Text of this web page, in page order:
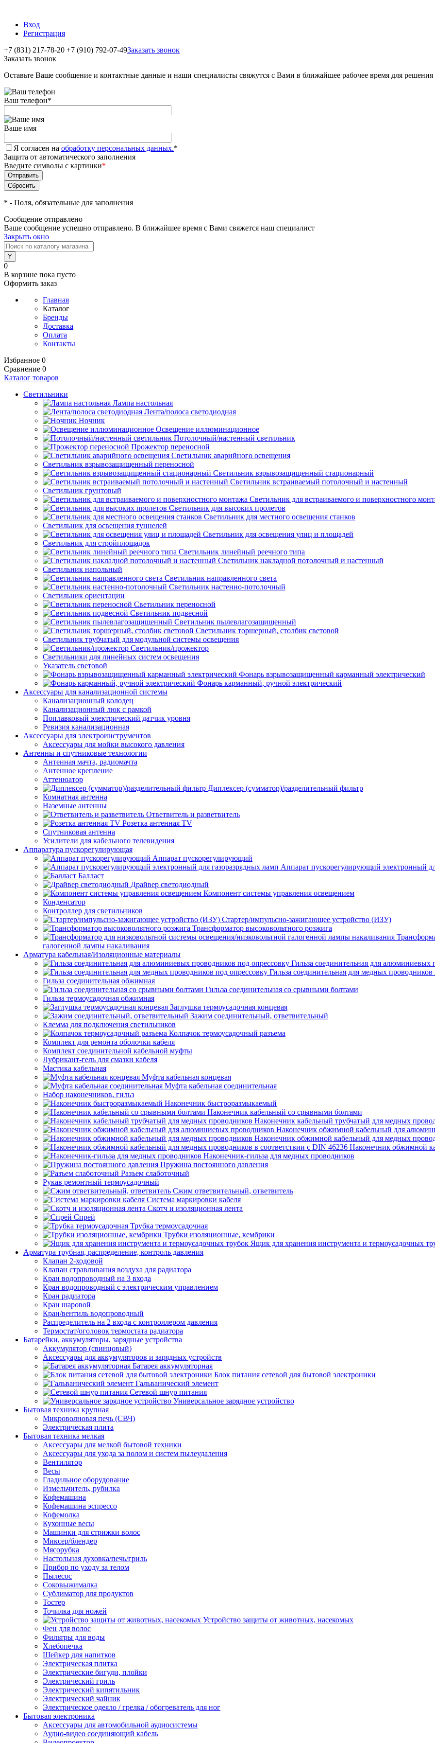
Вход
Регистрация
+7 (831) 217-78-20 +7 (910) 792-07-49Заказать звонок
Заказать звонок
Оставьте Ваше сообщение и контактные данные и наши специалисты свяжутся с Вами в ближайшее рабочее время для
Ваш телефон*
Ваше имя
Я согласен на обработку персональных данных.*
Защита от автоматического заполнения
Введите символы с картинки*
* - Поля, обязательные для заполнения
Сообщение отправлено
Ваше сообщение успешно отправлено. В ближайшее время с Вами свяжется наш специалист
Закрыть окно
0
В корзине пока пусто
Оформить заказ
Главная
Каталог
Бренды
Доставка
Оплата
Контакты
Избранное 0
Сравнение 0
Каталог товаров
Светильники
Лампа настольная
Лента/полоса светодиодная
Ночник
Освещение иллюминационное
Потолочный/настенный светильник
Прожектор переносной
Светильник аварийного освещения
Светильник взрывозащищенный переносной
Светильник взрывозащищенный стационарный
Светильник встраиваемый потолочный и настенный
Светильник грунтовый
Светильник для встраиваемого и поверхностного
Светильник для высоких пролетов
Светильник для местного освещения станков
Светильник для освещения туннелей
Светильник для освещения улиц и площадей
Светильник для стройплощадок
Светильник линейный реечного типа
Светильник накладной потолочный и настенный
Светильник напольный
Светильник направленного света
Светильник настенно-потолочный
Светильник ориентации
Светильник переносной
Светильник подвесной
Светильник пылевлагозащищенный
Светильник торшерный, столбик световой
Светильник трубчатый для модульной системы освещения
Светильник/прожектор
Светильники для линейных систем освещения
Указатель световой
Фонарь взрывозащищенный карманный электрический
Фонарь карманный, ручной электрический
Аксессуары для канализационной системы
Канализационный колодец
Канализационный люк с рамкой
Поплавковый электрический датчик уровня
Ревизия канализационная
Аксессуары для электроинструментов
Аксессуары для мойки высокого давления
Антенны и спутниковые технологии
Антенная мачта, радиомачта
Антенное крепление
Аттенюатор
Диплексер (сумматор)/разделительный фильтр
Комнатная антенна
Наземные антенны
Ответвитель и разветвитель
Розетка антенная TV
Спутниковая антенна
Усилители для кабельного телевидения
Аппаратура пускорегулирующая
Аппарат пускорегулирующий
Аппарат пускорегулирующий электронный
Балласт
Драйвер светодиодный
Компонент системы управления освещением
Конденсатор
Контроллер для светильников
Стартер/импульсно-зажигающее устройство (ИЗУ)
Трансформатор высоковольтного розжига
галогенной лампы накаливания
Арматура кабельная/Изоляционные материалы
Гильза соединительная для алюминиевых
Гильза соединительная для медных проводников
Гильза соединительная обжимная
Гильза соединительная со срывными болтами
Гильза термоусадочная обжимная
Заглушка термоусадочная концевая
Зажим соединительный, ответвительный
Клемма для подключения светильников
Колпачок термоусадочный разъема
Комплект для ремонта оболочки кабеля
Комплект соединительной кабельной муфты
Лубрикант-гель для смазки кабеля
Мастика кабельная
Муфта кабельная концевая
Муфта кабельная соединительная
Набор наконечников, гильз
Наконечник быстроразмыкаемый
Наконечник кабельный со срывными болтами
Наконечник кабельный трубчатый для медных
Наконечник обжимной кабельный для
Наконечник обжимной кабельный для медных
Наконечник обжимной
Наконечник-гильза для медных проводников
Пружина постоянного давления
Разъем слаботочный
Рукав ремонтный термоусадочный
Сжим ответвительный, ответвитель
Система маркировки кабеля
Скотч и изоляционная лента
Спрей
Трубка термоусадочная
Трубки изоляционные, кембрики
Ящик для хранения инструмента и термоусадочных
Арматура трубная, распределение, контроль давления
Клапан 2-ходовой
Клапан стравливания воздуха для радиатора
Кран водопроводный на 3 входа
Кран водопроводный с электрическим управлением
Кран радиатора
Кран шаровой
Кран/вентиль водопроводный
Распределитель на 2 входа с контроллером давления
Термостат/оголовок термостата радиатора
Батарейки, аккумуляторы, зарядные устройства
Аккумулятор (свинцовый)
Аксессуары для аккумуляторов и зарядных устройств
Батарея аккумуляторная
Блок питания сетевой для бытовой электроники
Гальванический элемент
Сетевой шнур питания
Универсальное зарядное устройство
Бытовая техника крупная
Микроволновая печь (СВЧ)
Электрическая плита
Бытовая техника мелкая
Аксессуары для мелкой бытовой техники
Аксессуары для ухода за полом и систем пылеудаления
Вентилятор
Весы
Гладильное оборудование
Измельчитель, рубилка
Кофемашина
Кофемашина эспрессо
Кофемолка
Кухонные весы
Машинки для стрижки волос
Миксер/блендер
Мясорубка
Настольная духовка/печь/гриль
Прибор по уходу за телом
Пылесос
Соковыжималка
Сублиматор для продуктов
Тостер
Точилка для ножей
Устройство защиты от животных, насекомых
Фен для волос
Фильтры для воды
Хлебопечка
Шейкер для напитков
Электрическая плитка
Электрические бигуди, плойки
Электрический гриль
Электрический кипятильник
Электрический чайник
Электрическое одеяло / грелка / обогреватель для ног
Бытовая электроника
Аксессуары для автомобильной аудиосистемы
Аудио-видео соединяющий кабель